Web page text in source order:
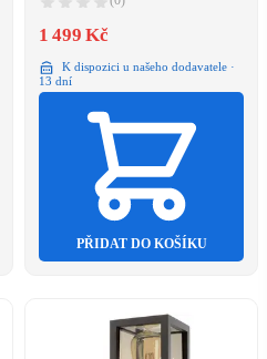
1 499 Kč
K dispozici u našeho dodavatele ·
13 dní
PŘIDAT DO KOŠÍKU